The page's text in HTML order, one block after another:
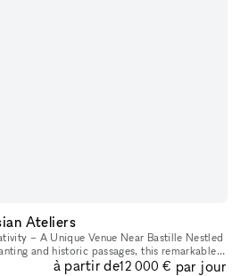
Ateliers
– A Unique Venue Near Bastille Nestled
and historic passages, this remarkable
experience. Housed in a f
à partir de12 000 € par jour